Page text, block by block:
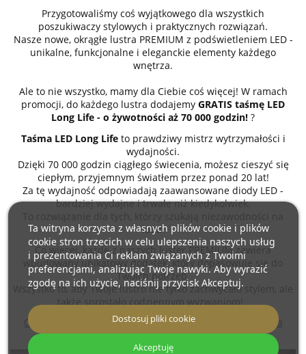
Przygotowaliśmy coś wyjątkowego dla wszystkich
poszukiwaczy stylowych i praktycznych rozwiązań.
Nasze nowe, okrągłe lustra PREMIUM z podświetleniem LED -
unikalne, funkcjonalne i eleganckie elementy każdego
wnętrza.
Ale to nie wszystko, mamy dla Ciebie coś więcej! W ramach
promocji, do każdego lustra dodajemy GRATIS taśmę LED
Long Life - o żywotności aż 70 000 godzin! ?
Taśma LED Long Lifeto prawdziwy mistrz wytrzymałości i
wydajności.
Dzięki 70 000 godzin ciągłego świecenia, możesz cieszyć się
ciepłym, przyjemnym światłem przez ponad 20 lat!
Za tę wydajność odpowiadają zaawansowane diody LED -
bardziej wydajne i trwałe niż kiedykolwiek.
To rozwiązanie dla tych, którzy szukają niezawodności na
lata!
Co więcej, każde z naszych luster PREMIUM zawiera
wbudowany unikatowy dodatek, który dopasowuje się do
Twoich potrzeb.
Wszystko to, aby Twoje lustro nie tylko zachwycało stylem, ale
także sprostało codziennym wyzwaniom!
Oferta dostępna jest tylko na produkty z zakładki „Lustra
PREMIUM”.
Ta witryna korzysta z własnych plików cookie i plików
cookie stron trzecich w celu ulepszenia naszych usług
i prezentowania Ci reklam związanych z Twoimi
preferencjami, analizując Twoje nawyki. Aby wyrazić
zgodę na ich użycie, naciśnij przycisk Akceptuj.
Dostosuj pliki cookie
Akceptuję